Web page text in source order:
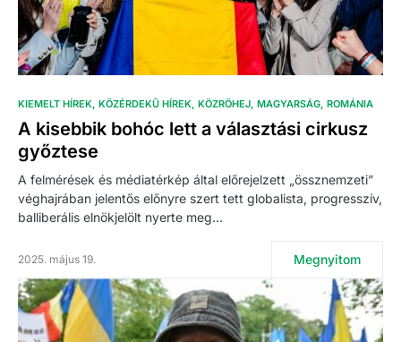
KIEMELT HÍREK KÖZÉRDEKŰ HÍREK KÖZRÖHEJ MAGYARSÁG ROMÁNIA
A kisebbik bohóc lett a választási cirkusz
győztese
A felmérések és médiatérkép által előrejelzett „össznemzeti”
véghajrában jelentős előnyre szert tett globalista, progresszív,
balliberális elnökjelölt nyerte meg…
2025. május 19. Megnyitom